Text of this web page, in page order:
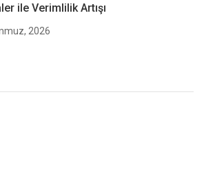
ile Verimlilik Artışı
2026